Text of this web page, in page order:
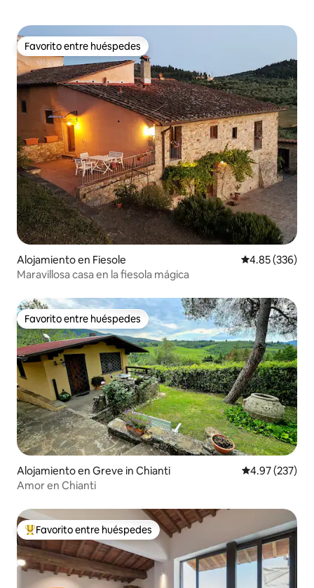
Favorito entre huéspedes
Favorito entre huéspedes
Alojamiento en Fiesole Calificación
4.85 (336)
Maravillosa casa en la fiesola mágica
Favorito entre huéspedes
Favorito entre huéspedes
Alojamiento en Greve in Chianti Calificación
4.97 (237)
Amor en Chianti
Favorito entre huéspedes preferido
Favorito entre huéspedes